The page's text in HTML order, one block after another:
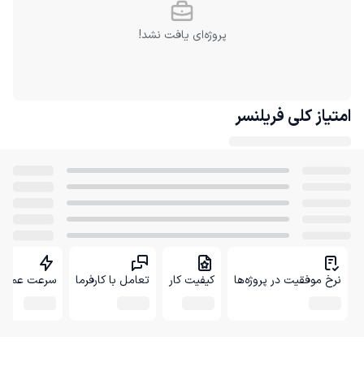
پروژه‌ای یافت نشد!
امتیاز کلی فریلنسر
نرخ موفقیت در پروژه‌ها کیفیت کار تعامل با کارفرما سرعت عمل